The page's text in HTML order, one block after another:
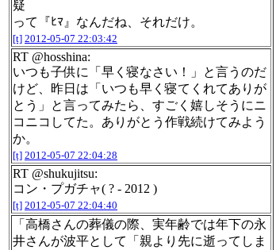
疑
って『ﾋﾏ』なんだね、それだけ。
[t] 2012-05-07 22:03:42
RT @hosshina:
いつも子供に「早く寝なさい！」と言うのだ
けど、昨日は「いつも早く寝てくれてありが
とう」と言ってみたら、すごく嬉しそうにニ
コニコしてた。ありがとう作戦続けてみよう
か。
[t] 2012-05-07 22:04:28
RT @shukujitsu:
コン・プガチャ( ? - 2012 )
[t] 2012-05-07 22:04:40
「高橋さんの葬儀の際、実年齢では年下の永
井さんが波平として「親より先に逝ってしま